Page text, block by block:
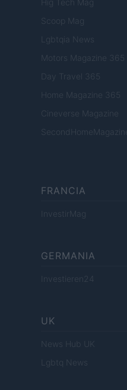
Hig Tech Mag
Scoop Mag
Lgbtqia News
Motors Magazine 365
Day Travel 365
Home Magazine 365
Cineverse Magazine
SecondHomeMagazine
FRANCIA
InvestirMag
GERMANIA
Investieren24
UK
News Hub UK
Lgbtq News